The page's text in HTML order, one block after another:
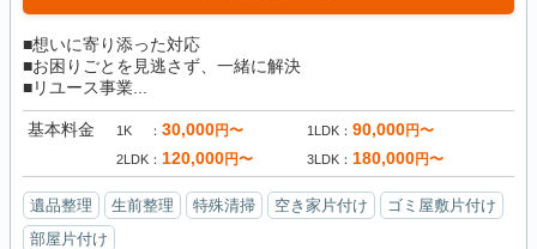
■想いに寄り添った対応
■お困りごとを見逃さず、一緒に解決
■リユース事業...
基本料金 1K 30,000円〜 1LDK 90,000円〜
2LDK 120,000円〜 3LDK 180,000円〜
遺品整理 生前整理 特殊清掃 空き家片付け
ゴミ屋敷片付け
部屋片付け